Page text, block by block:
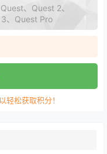
Quest、Quest 2、
、Quest Pro
轻松获取积分！